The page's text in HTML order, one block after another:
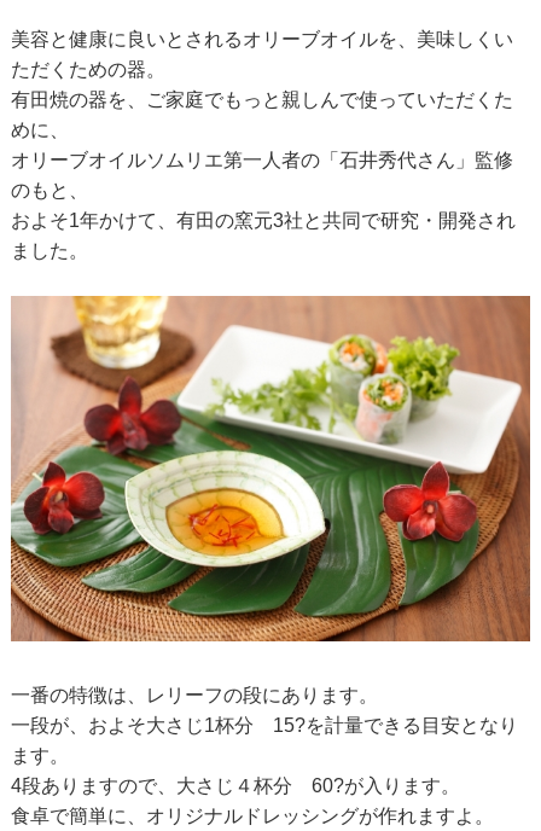
美容と健康に良いとされるオリーブオイルを、美味しくい
ただくための器。
有田焼の器を、ご家庭でもっと親しんで使っていただくた
めに、
オリーブオイルソムリエ第一人者の「石井秀代さん」監修
のもと、
およそ1年かけて、有田の窯元3社と共同で研究・開発され
ました。
一番の特徴は、レリーフの段にあります。
一段が、およそ大さじ1杯分 15?を計量できる目安となり
ます。
4段ありますので、大さじ４杯分 60?が入ります。
食卓で簡単に、オリジナルドレッシングが作れますよ。